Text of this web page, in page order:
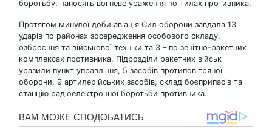
боротьбу, наносять вогневе ураження по тилах противника.
Протягом минулої доби авіація Сил оборони завдала 13
ударів по районах зосередження особового складу,
озброєння та військової техніки та 3 – по зенітно-ракетних
комплексах противника. Підрозділи ракетних військ
уразили пункт управління, 5 засобів протиповітряної
оборони, 9 артилерійських засобів, склад боєприпасів та
станцію радіоелектронної боротьби противника.